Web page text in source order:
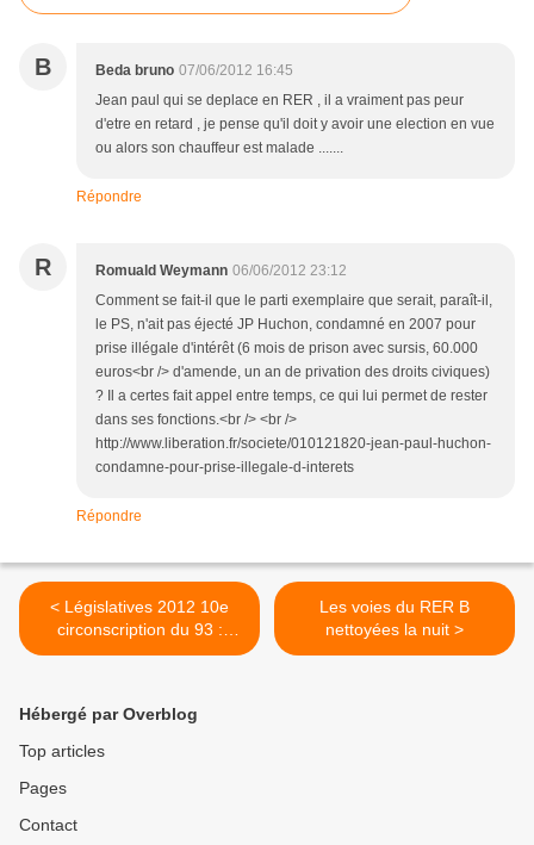
B Beda bruno 07/06/2012 16:45
Jean paul qui se deplace en RER , il a vraiment pas peur
d'etre en retard , je pense qu'il doit y avoir une election en vue
ou alors son chauffeur est malade .......
Répondre
R Romuald Weymann 06/06/2012 23:12
Comment se fait-il que le parti exemplaire que serait, paraît-il,
le PS, n'ait pas éjecté JP Huchon, condamné en 2007 pour
prise illégale d'intérêt (6 mois de prison avec sursis, 60.000
euros<br /> d'amende, un an de privation des droits civiques)
? Il a certes fait appel entre temps, ce qui lui permet de rester
dans ses fonctions.<br /> <br />
http://www.liberation.fr/societe/010121820-jean-paul-huchon-
condamne-pour-prise-illegale-d-interets
Répondre
< Législatives 2012 10e
circonscription du 93 :
Hervé Suaudeau et Marc
entre l'Ouest et l'Est
Les voies du RER B
nettoyées la nuit >
Hébergé par Overblog
Top articles
Pages
Contact